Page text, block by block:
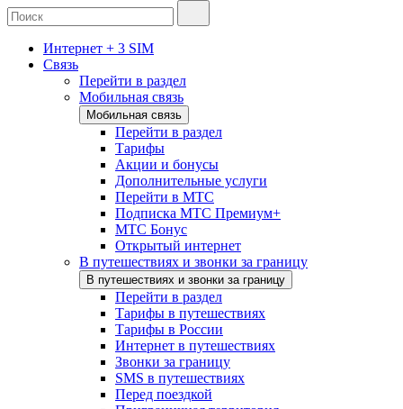
Интернет + 3 SIM
Связь
Перейти в раздел
Мобильная связь
Мобильная связь
Перейти в раздел
Тарифы
Акции и бонусы
Дополнительные услуги
Перейти в МТС
Подписка МТС Премиум+
МТС Бонус
Открытый интернет
В путешествиях и звонки за границу
В путешествиях и звонки за границу
Перейти в раздел
Тарифы в путешествиях
Тарифы в России
Интернет в путешествиях
Звонки за границу
SMS в путешествиях
Перед поездкой